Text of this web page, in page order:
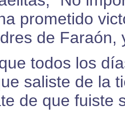
prometido
de Faraón,
todos los
saliste de la
de que fuiste